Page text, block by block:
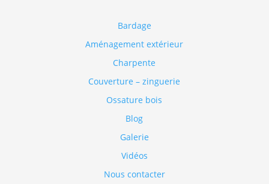
Bardage
Aménagement extérieur
Charpente
Couverture – zinguerie
Ossature bois
Blog
Galerie
Vidéos
Nous contacter